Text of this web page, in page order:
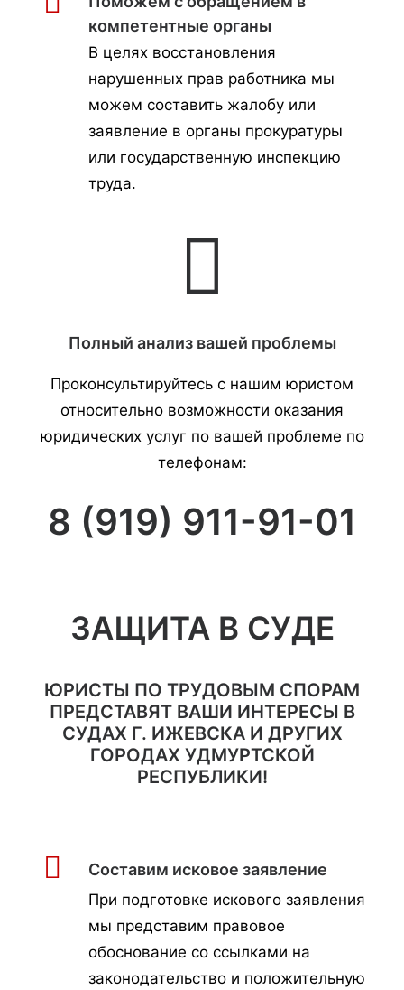
компетентные органы
В целях восстановления
нарушенных прав работника мы
можем составить жалобу или
заявление в органы прокуратуры
или государственную инспекцию
труда.
Полный анализ вашей проблемы
Проконсультируйтесь с нашим юристом
относительно возможности оказания
юридических услуг по вашей проблеме по
телефонам:
8 (919) 911-91-01
ЗАЩИТА В СУДЕ
ЮРИСТЫ ПО ТРУДОВЫМ СПОРАМ
ПРЕДСТАВЯТ ВАШИ ИНТЕРЕСЫ В
СУДАХ Г. ИЖЕВСКА И ДРУГИХ
ГОРОДАХ УДМУРТСКОЙ
РЕСПУБЛИКИ!
Составим исковое заявление
При подготовке искового заявления
мы представим правовое
обоснование со ссылками на
законодательство и положительную